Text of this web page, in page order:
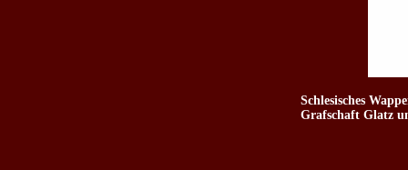
Schlesisches
Grafschaft Glatz